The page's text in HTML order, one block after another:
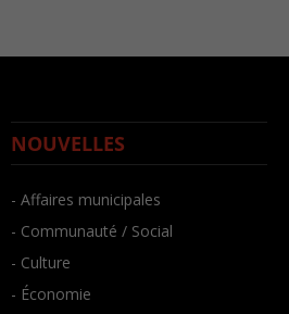
NOUVELLES
- Affaires municipales
- Communauté / Social
- Culture
- Économie